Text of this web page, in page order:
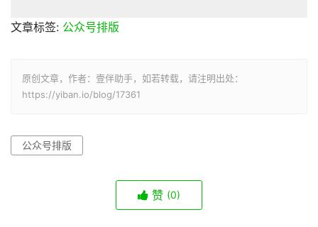
文章标签: 公众号排版
原创文章，作者：壹伴助手，如若转载，请注明出处：
https://yiban.io/blog/17361
公众号排版
赞 (0)